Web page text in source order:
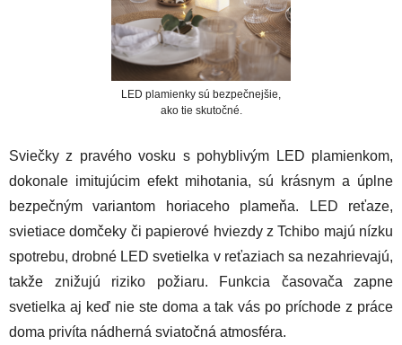
LED plamienky sú bezpečnejšie,
ako tie skutočné.
Sviečky z pravého vosku s pohyblivým LED plamienkom,
dokonale imitujúcim efekt mihotania, sú krásnym a úplne
bezpečným variantom horiaceho plameňa. LED reťaze,
svietiace domčeky či papierové hviezdy z Tchibo majú nízku
spotrebu, drobné LED svetielka v reťaziach sa nezahrievajú,
takže znižujú riziko požiaru. Funkcia časovača zapne
svetielka aj keď nie ste doma a tak vás po príchode z práce
doma privíta nádherná sviatočná atmosféra.